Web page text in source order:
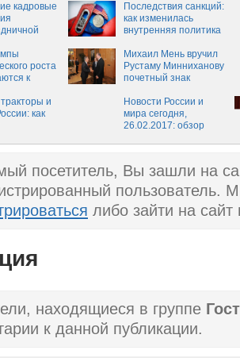
кадровые
Последствия санкций:
как изменилась
внутренняя политика
роста
к
Михаил Мень вручил
Рустаму Минниханову
почетный знак
и
как
Новости России и
мира сегодня,
26.02.2017: обзор
сегодня, 26 февраля
посетитель, Вы зашли на
либо зайти на
находящиеся в группе
к данной публикации.